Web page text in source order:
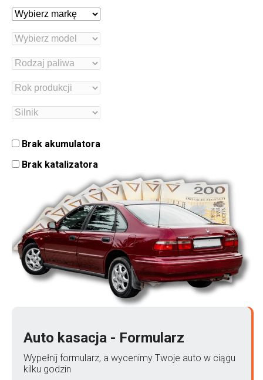
Brak akumulatora
Brak katalizatora
Auto kasacja - Formularz
Wypełnij formularz, a wycenimy Twoje auto w ciągu
kilku godzin